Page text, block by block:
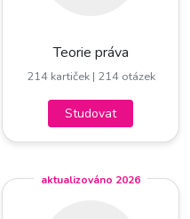
Teorie práva
214 kartiček | 214 otázek
Studovat
aktualizováno 2026